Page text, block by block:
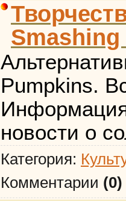
Pumpkins.
новости о
Категория:
Комментарии (0)